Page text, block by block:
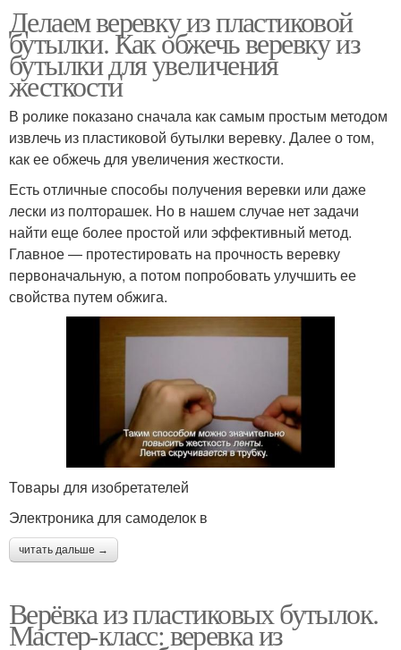
Делаем веревку из пластиковой
бутылки. Как обжечь веревку из
бутылки для увеличения
жесткости
В ролике показано сначала как самым простым методом
извлечь из пластиковой бутылки веревку. Далее о том,
как ее обжечь для увеличения жесткости.
Есть отличные способы получения веревки или даже
лески из полторашек. Но в нашем случае нет задачи
найти еще более простой или эффективный метод.
Главное — протестировать на прочность веревку
первоначальную, а потом попробовать улучшить ее
свойства путем обжига.
Товары для изобретателей
Электроника для самоделок в
читать дальше →
Верёвка из пластиковых бутылок.
Мастер-класс: веревка из